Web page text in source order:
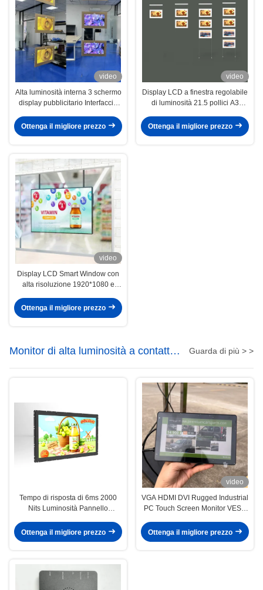
video
Alta luminosità interna 3 schermo
display pubblicitario Interfaccia
aggiornamento
Ottenga il migliore prezzo
video
Display LCD a finestra regolabile
di luminosità 21.5 pollici A3
Segnaletica digitale intelligente
Ottenga il migliore prezzo
video
Display LCD Smart Window con
alta risoluzione 1920*1080 e
Ottenga il migliore prezzo
Monitor di alta luminosità a contatto
industriale
Guarda di più > >
Tempo di risposta di 6ms 2000
Nits Luminosità Pannello
incorporato / incorporato
Ottenga il migliore prezzo
video
VGA HDMI DVI Rugged Industrial
PC Touch Screen Monitor VESA
Ottenga il migliore prezzo